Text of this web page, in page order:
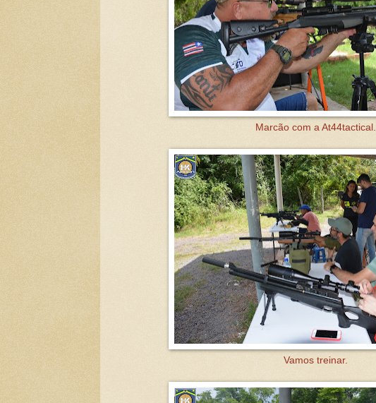
Marcão com a At44tactical.
Vamos treinar.